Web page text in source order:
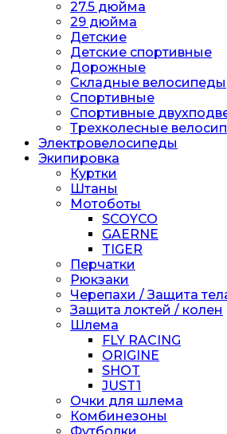
27.5 дюйма
29 дюйма
Детские
Детские спортивные
Дорожные
Складные велосипеды
Спортивные
Спортивные
Трехколесные
Электровелосипеды
Экипировка
Куртки
Штаны
Мотоботы
SCOYCO
GAERNE
TIGER
Перчатки
Рюкзаки
Черепахи / Защита
Защита локтей / колен
Шлема
FLY RACING
ORIGINE
SHOT
JUST1
Очки для шлема
Комбинезоны